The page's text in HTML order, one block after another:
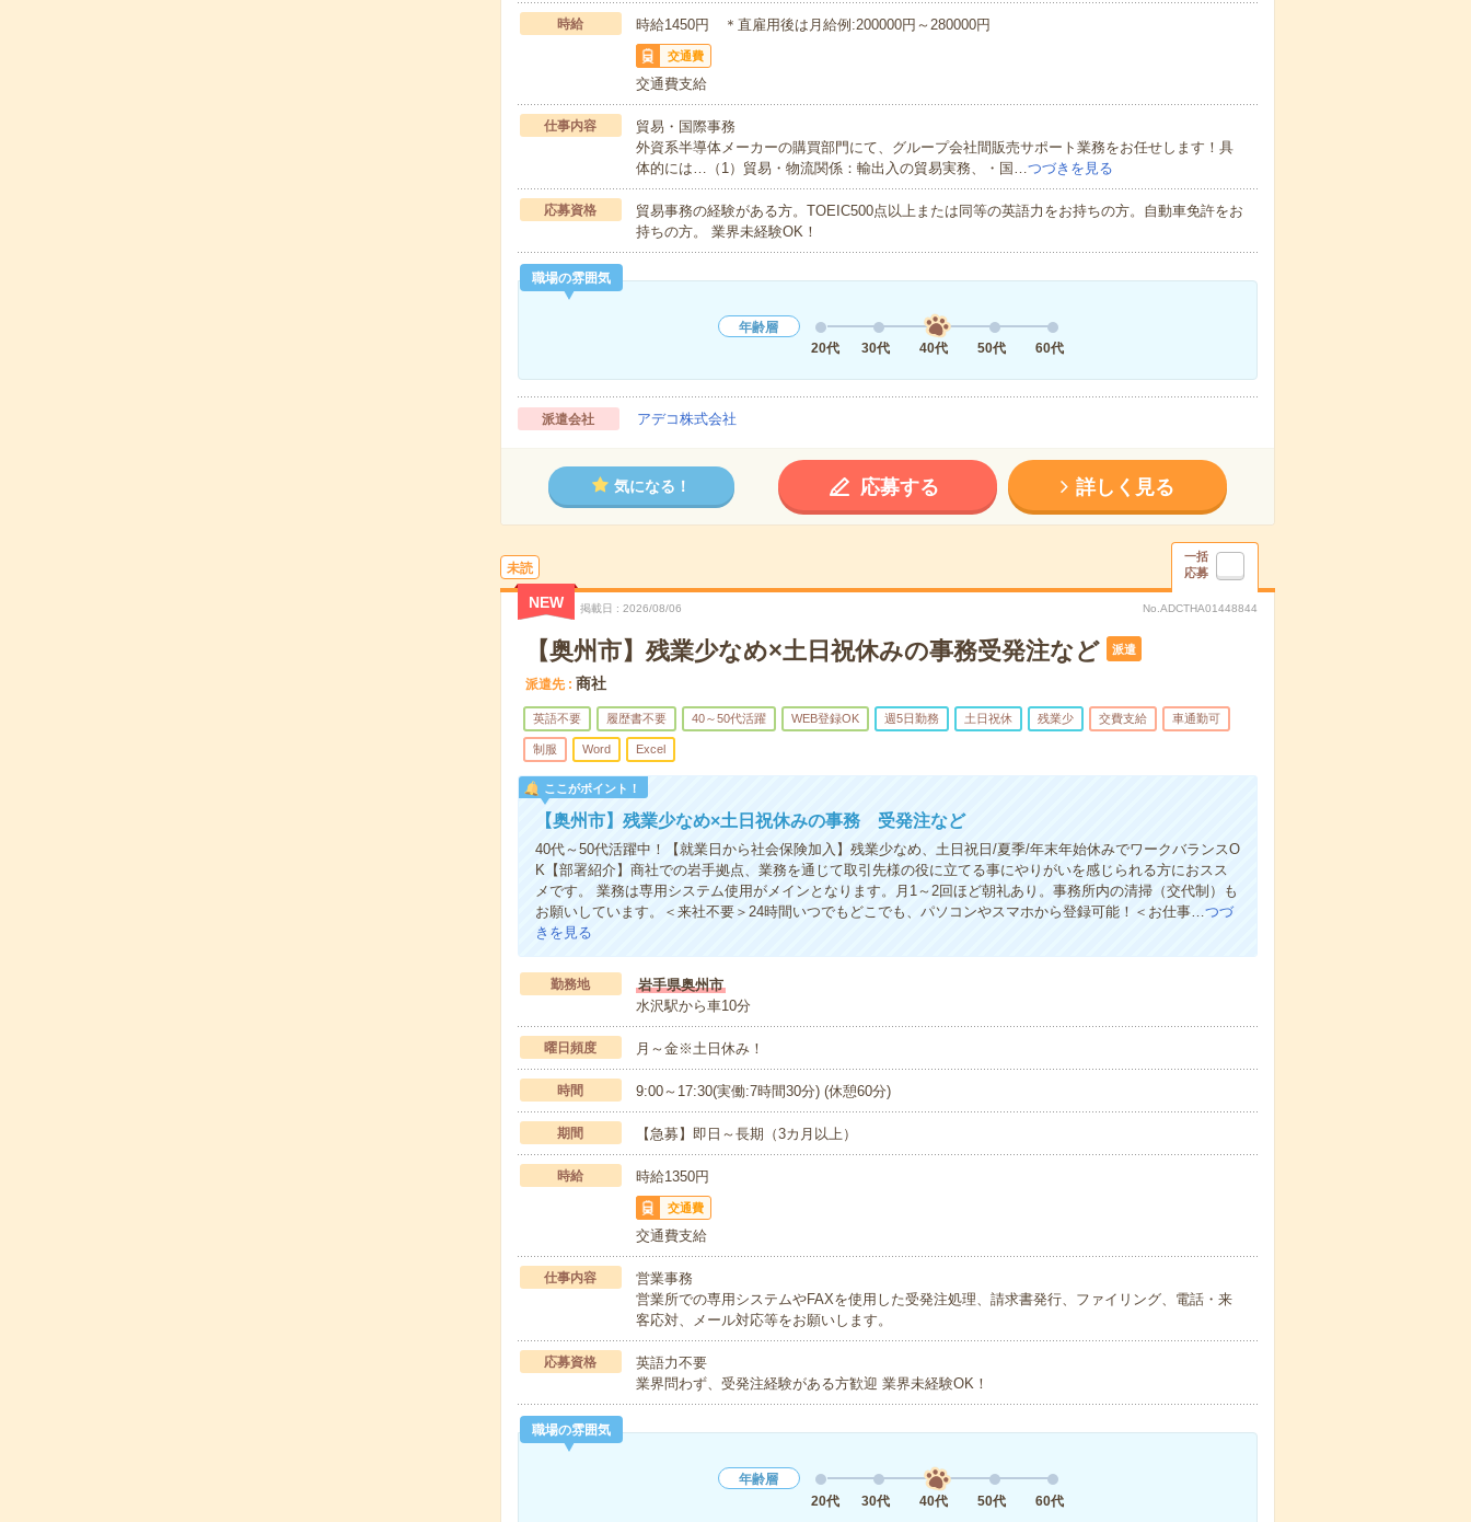
時給 時給1450円 ＊直雇用後は月給例:200000円～280000円
交通費
交通費支給
仕事内容
貿易・国際事務
外資系半導体メーカーの購買部門にて、グループ会社間販売サポート業務をお任せします！具
体的には…（1）貿易・物流関係：輸出入の貿易実務、・国… つづきを見る
応募資格
貿易事務の経験がある方。TOEIC500点以上または同等の英語力をお持ちの方。自動車免許をお
持ちの方。 業界未経験OK！
職場の雰囲気
年齢層
20代
30代 40代 50代 60代
派遣会社 アデコ株式会社
気になる！ 応募する 詳しく見る
未読
一括
応募
NEW 掲載日 2026/08/06 No.ADCTHA01448844
【奥州市】残業少なめ×土日祝休みの事務受発注など 派遣
派遣先 商社
英語不要 履歴書不要 40～50代活躍 WEB登録OK 週5日勤務 土日祝休 残業少 交費支給 車通勤可
制服 Word Excel
ここがポイント！
【奥州市】残業少なめ×土日祝休みの事務 受発注など
40代～50代活躍中！【就業日から社会保険加入】残業少なめ、土日祝日/夏季/年末年始休みでワークバランスO
K【部署紹介】商社での岩手拠点、業務を通じて取引先様の役に立てる事にやりがいを感じられる方におスス
メです。 業務は専用システム使用がメインとなります。月1～2回ほど朝礼あり。事務所内の清掃（交代制）も
お願いしています。＜来社不要＞24時間いつでもどこでも、パソコンやスマホから登録可能！＜お仕事…つづ
きを見る
勤務地
岩手県奥州市
水沢駅から車10分
曜日頻度 月～金※土日休み！
時間 9:00～17:30(実働:7時間30分) (休憩60分)
期間 【急募】即日～長期（3カ月以上）
時給 時給1350円
交通費
交通費支給
仕事内容
営業事務
営業所での専用システムやFAXを使用した受発注処理、請求書発行、ファイリング、電話・来
客応対、メール対応等をお願いします。
応募資格
英語力不要
業界問わず、受発注経験がある方歓迎 業界未経験OK！
職場の雰囲気
年齢層
20代
30代 40代 50代 60代